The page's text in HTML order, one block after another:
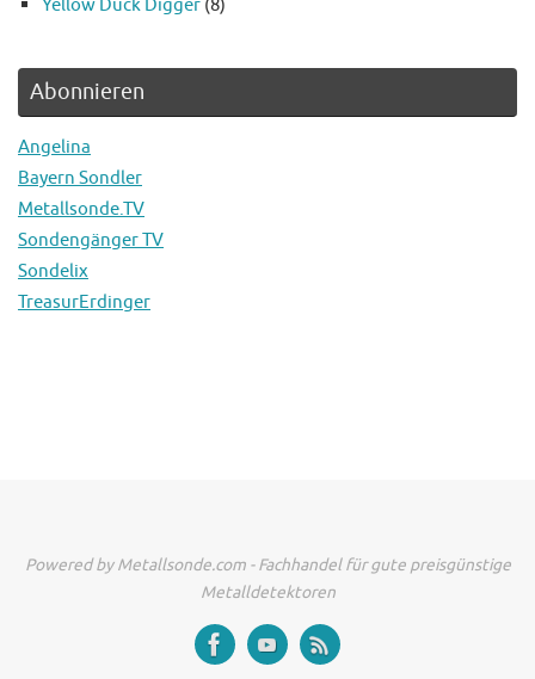
Abonnieren
Angelina
Bayern Sondler
Metallsonde.TV
Sondengänger TV
Sondelix
TreasurErdinger
Powered by Metallsonde.com - Fachhandel für gute preisgünstige
Metalldetektoren